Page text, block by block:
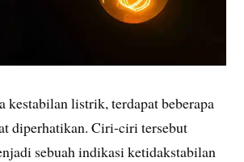
kestabilan listrik, terdapat beberapa
diperhatikan. Ciri-ciri tersebut
sebuah indikasi ketidakstabilan